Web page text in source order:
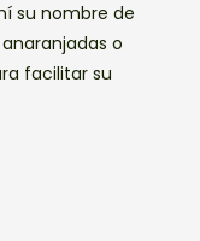
su nombre de
o
facilitar su